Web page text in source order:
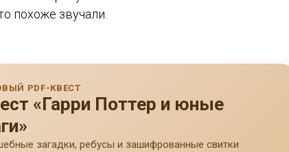
похоже звучали.
PDF-КВЕСТ
«Гарри Поттер и юные
загадки, ребусы и зашифрованные свитки